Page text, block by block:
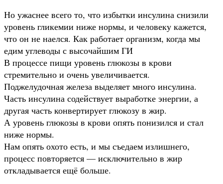
Но ужаснее всего то, что избытки инсулина снизили
уровень гликемии ниже нормы, и человеку кажется,
что он не наелся. Как работает организм, когда мы
едим углеводы с высочайшим ГИ
В процессе пищи уровень глюкозы в крови
стремительно и очень увеличивается.
Поджелудочная железа выделяет много инсулина.
Часть инсулина содействует выработке энергии, а
другая часть конвертирует глюкозу в жир.
А уровень глюкозы в крови опять понизился и стал
ниже нормы.
Нам опять охото есть, и мы съедаем излишнего,
процесс повторяется — исключительно в жир
откладывается ещё больше.